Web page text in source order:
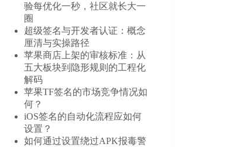
验每优化一秒，社区就长大一
圈
超级签名与开发者认证：概念
厘清与实操路径
苹果商店上架的审核标准：从
五大板块到隐形规则的工程化
解码
苹果TF签名的市场竞争情况如
何？
iOS签名的自动化流程应如何
设置？
如何通过设置绕过APK报毒警